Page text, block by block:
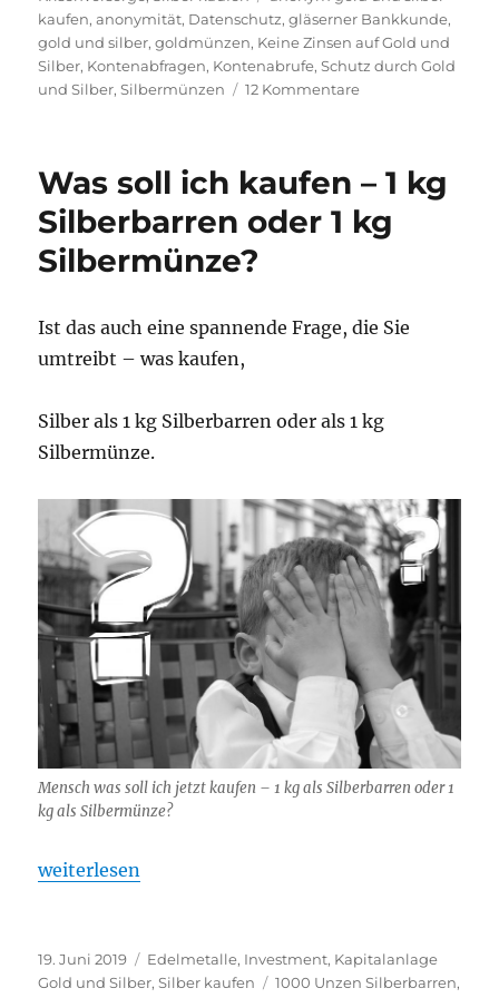
kaufen,anonymität, Datenschutz,gläserner Bankkunde,
gold und silber,goldmünzen, Keine Zinsen auf Gold und
Silber, Kontenabfragen, Kontenabrufe,Schutz durch Gold
und Silber,Silbermünzen 12 Kommentarezu
warum
Gold
sollten.
Was soll ich kaufen – 1 kg
Silberbarren oder 1 kg
Silbermünze?
Ist das auch eine spannende Frage, die Sie
umtreibt – was kaufen,
Silber als 1 kg Silberbarren oder als 1 kg
Silbermünze.
Mensch was soll ich jetzt kaufen – 1 kg als Silberbarren oder 1
kg als Silbermünze?
„Was soll ich kaufen – 1 kg Silberbarren oder 1 kg
weiterlesen
Veröffentlicht
am
19. Juni 2019 Kategorien
Edelmetalle, Investment, Kapitalanlage
Gold und Silber,Silber kaufen Schlagwörter
1000 Unzen Silberbarren,